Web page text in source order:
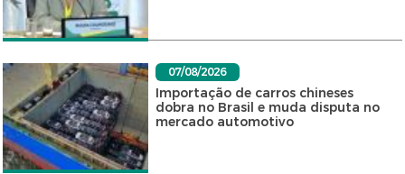
07/08/2026
Importação de carros chineses
dobra no Brasil e muda disputa no
mercado automotivo